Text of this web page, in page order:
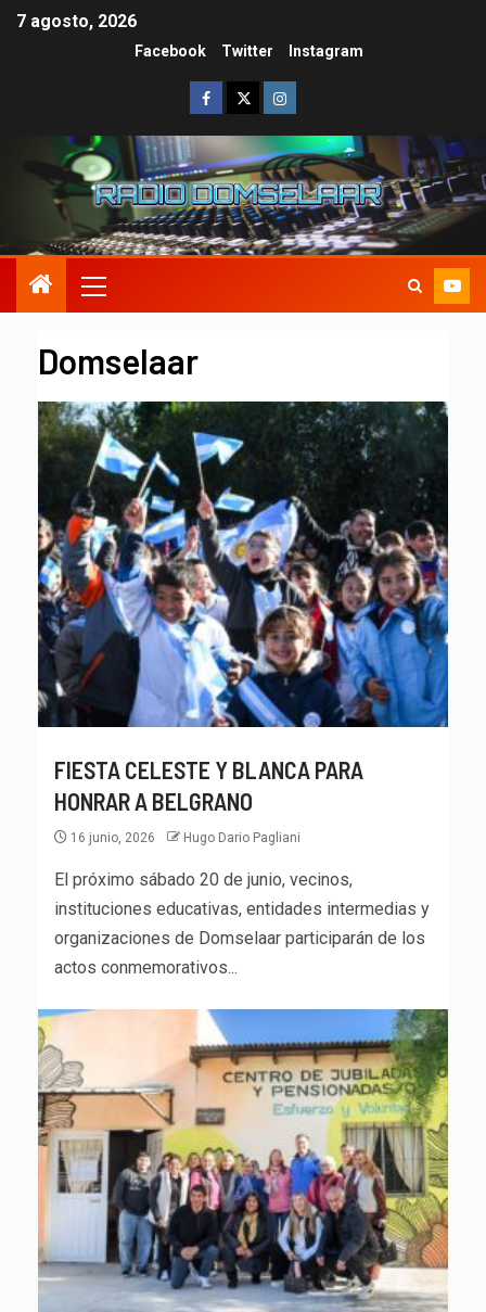
7 agosto, 2026
Facebook Twitter Instagram
Domselaar
FIESTA CELESTE Y BLANCA PARA
HONRAR A BELGRANO
16 junio, 2026 Hugo Dario Pagliani
El próximo sábado 20 de junio, vecinos,
instituciones educativas, entidades intermedias y
organizaciones de Domselaar participarán de los
actos conmemorativos...